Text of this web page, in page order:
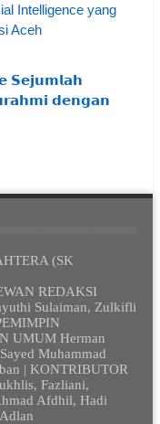
Intelligence yang
Aceh
𝗦𝗲𝗷𝘂𝗺𝗹𝗮𝗵
𝗱𝗲𝗻𝗴𝗮𝗻
(SK
REDAKSI
Sulaiman, Zulkifli
UMUM Herman
Muhammad
| KONTRIBUTOR
Fazliani,
Afdhil, Hadi